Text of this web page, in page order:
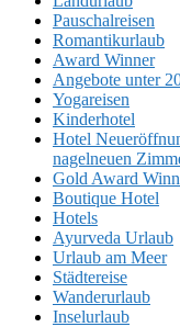
Pauschalreisen
Romantikurlaub
Award Winner
Angebote unter
Yogareisen
Kinderhotel
Hotel
nagelneuen
Gold Award
Boutique Hotel
Hotels
Ayurveda Urlaub
Urlaub am Meer
Städtereise
Wanderurlaub
Inselurlaub